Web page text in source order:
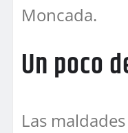
Moncada.
Un poco
Las